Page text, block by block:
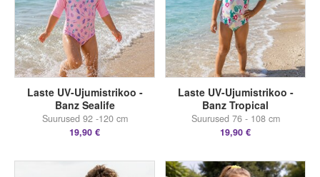
Laste UV-Ujumistrikoo -
Banz Sealife
Suurused 92 -120 cm
19,90 €
Laste UV-Ujumistrikoo -
Banz Tropical
Suurused 76 - 108 cm
19,90 €